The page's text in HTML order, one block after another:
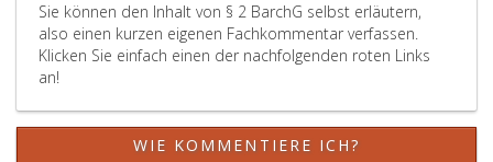
Sie können den Inhalt von § 2 BarchG selbst erläutern,
also einen kurzen eigenen Fachkommentar verfassen.
Klicken Sie einfach einen der nachfolgenden roten Links
an!
WIE KOMMENTIERE ICH?